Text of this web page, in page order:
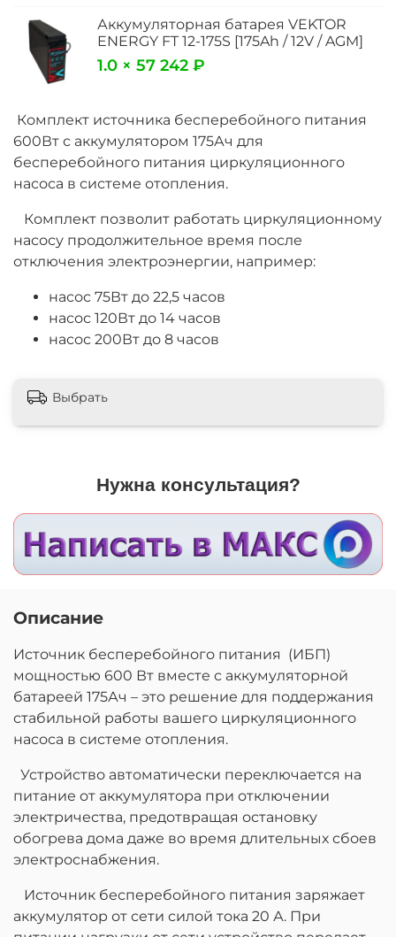
Аккумуляторная батарея VEKTOR
ENERGY FT 12-175S [175Ah / 12V / AGM]
1.0 × 57 242 ₽
Комплект источника бесперебойного питания
600Вт с аккумулятором 175Ач для
бесперебойного питания циркуляционного
насоса в системе отопления.
Комплект позволит работать циркуляционному
насосу продолжительное время после
отключения электроэнергии, например:
насос 75Вт до 22,5 часов
насос 120Вт до 14 часов
насос 200Вт до 8 часов
Выбрать
Нужна консультация?
Описание
Источник бесперебойного питания (ИБП)
мощностью 600 Вт вместе с аккумуляторной
батареей 175Ач – это решение для поддержания
стабильной работы вашего циркуляционного
насоса в системе отопления.
Устройство автоматически переключается на
питание от аккумулятора при отключении
электричества, предотвращая остановку
обогрева дома даже во время длительных сбоев
электроснабжения.
Источник бесперебойного питания заряжает
аккумулятор от сети силой тока 20 А. При